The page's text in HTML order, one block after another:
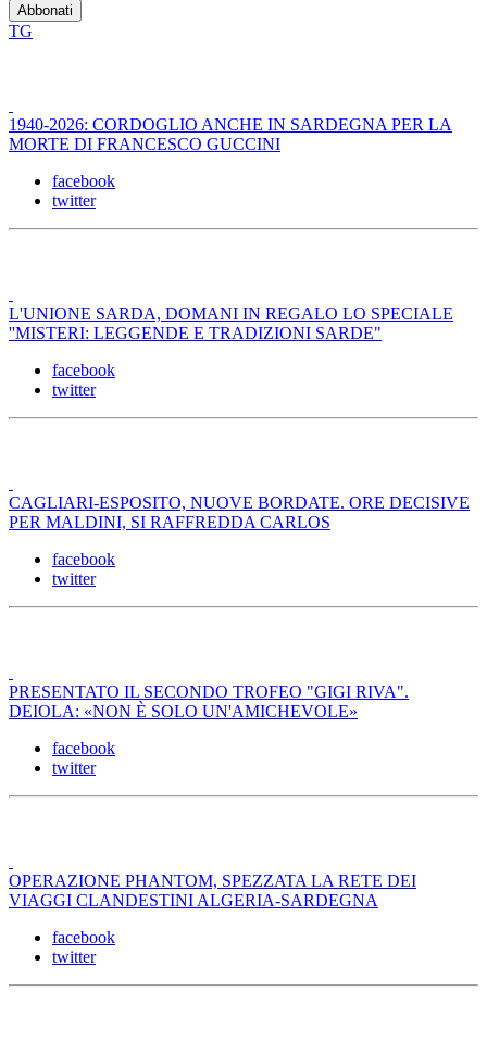
TG
1940-2026: CORDOGLIO ANCHE IN SARDEGNA PER LA
MORTE DI FRANCESCO GUCCINI
facebook
twitter
L'UNIONE SARDA, DOMANI IN REGALO LO SPECIALE
''MISTERI: LEGGENDE E TRADIZIONI SARDE"
facebook
twitter
CAGLIARI-ESPOSITO, NUOVE BORDATE. ORE DECISIVE
PER MALDINI, SI RAFFREDDA CARLOS
facebook
twitter
PRESENTATO IL SECONDO TROFEO "GIGI RIVA".
DEIOLA: «NON È SOLO UN'AMICHEVOLE»
facebook
twitter
OPERAZIONE PHANTOM, SPEZZATA LA RETE DEI
VIAGGI CLANDESTINI ALGERIA-SARDEGNA
facebook
twitter